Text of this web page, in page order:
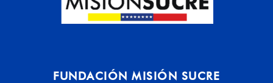
FUNDACIÓN MISIÓN SUCRE